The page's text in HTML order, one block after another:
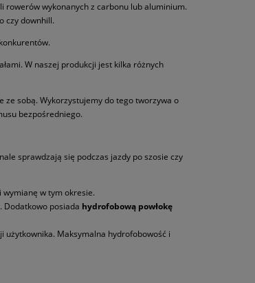
rowerów wykonanych z carbonu lub aluminium.
czy downhill.
W naszej produkcji jest kilka różnych
ze sobą. Wykorzystujemy do tego tworzywa o
bezpośredniego.
sprawdzają się podczas jazdy po szosie czy
wymianę w tym okresie.
Dodatkowo posiada hydrofobową powłokę
użytkownika. Maksymalna hydrofobowość i